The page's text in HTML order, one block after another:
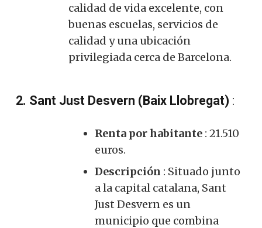
calidad de vida excelente, con
buenas escuelas, servicios de
calidad y una ubicación
privilegiada cerca de Barcelona.
2. Sant Just Desvern (Baix Llobregat) :
Renta por habitante : 21.510
euros.
Descripción : Situado junto
a la capital catalana, Sant
Just Desvern es un
municipio que combina